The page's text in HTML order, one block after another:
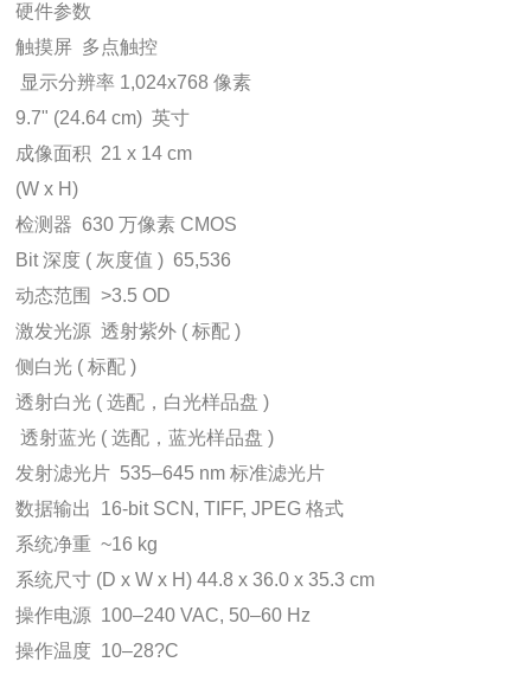
硬件参数
触摸屏  多点触控
 显示分辨率 1,024x768 像素
9.7" (24.64 cm)  英寸
成像面积  21 x 14 cm
(W x H)
检测器  630 万像素 CMOS
Bit 深度 ( 灰度值 )  65,536
动态范围  >3.5 OD
激发光源  透射紫外 ( 标配 )
侧白光 ( 标配 )
透射白光 ( 选配，白光样品盘 )
 透射蓝光 ( 选配，蓝光样品盘 )
发射滤光片  535–645 nm 标准滤光片
数据输出  16-bit SCN, TIFF, JPEG 格式
系统净重  ~16 kg
系统尺寸 (D x W x H) 44.8 x 36.0 x 35.3 cm
操作电源  100–240 VAC, 50–60 Hz
操作温度  10–28?C